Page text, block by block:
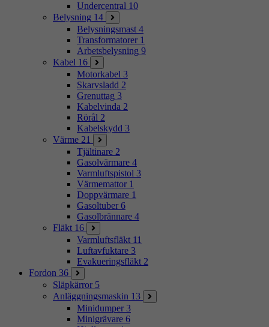
Undercentral 10
Belysning 14
Belysningsmast 4
Transformatorer 1
Arbetsbelysning 9
Kabel 16
Motorkabel 3
Skarvsladd 2
Grenuttag 3
Kabelvinda 2
Rörål 2
Kabelskydd 3
Värme 21
Tjältinare 2
Gasolvärmare 4
Varmluftspistol 3
Värmemattor 1
Doppvärmare 1
Gasoltuber 6
Gasolbrännare 4
Fläkt 16
Varmluftsfläkt 11
Luftavfuktare 3
Evakueringsfläkt 2
Fordon 36
Släpkärror 5
Anläggningsmaskin 13
Minidumper 3
Minigrävare 6